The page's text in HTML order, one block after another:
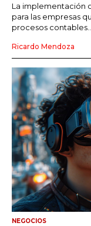
La implementación
para las empresas
procesos contables....
Ricardo Mendoza
NEGOCIOS